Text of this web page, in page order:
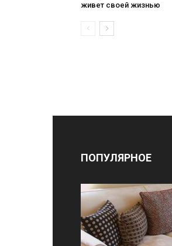
живет своей жизнью
ПОПУЛЯРНОЕ